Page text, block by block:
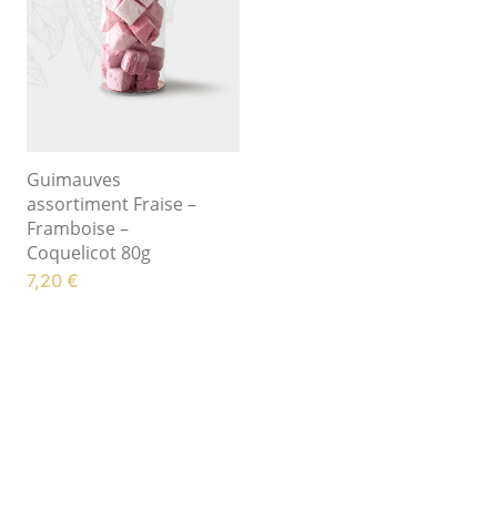
Guimauves
assortiment Fraise –
Framboise –
Coquelicot 80g
7,20 €